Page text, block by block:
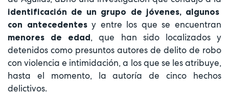
identificación de un grupo de jóvenes, algunos
con antecedentesy entre los que se encuentran
menores de edad, que han sido localizados y
detenidos como presuntos autores de delito de robo
con violencia e intimidación, a los que se les atribuye,
hasta el momento, la autoría de cinco hechos
delictivos.